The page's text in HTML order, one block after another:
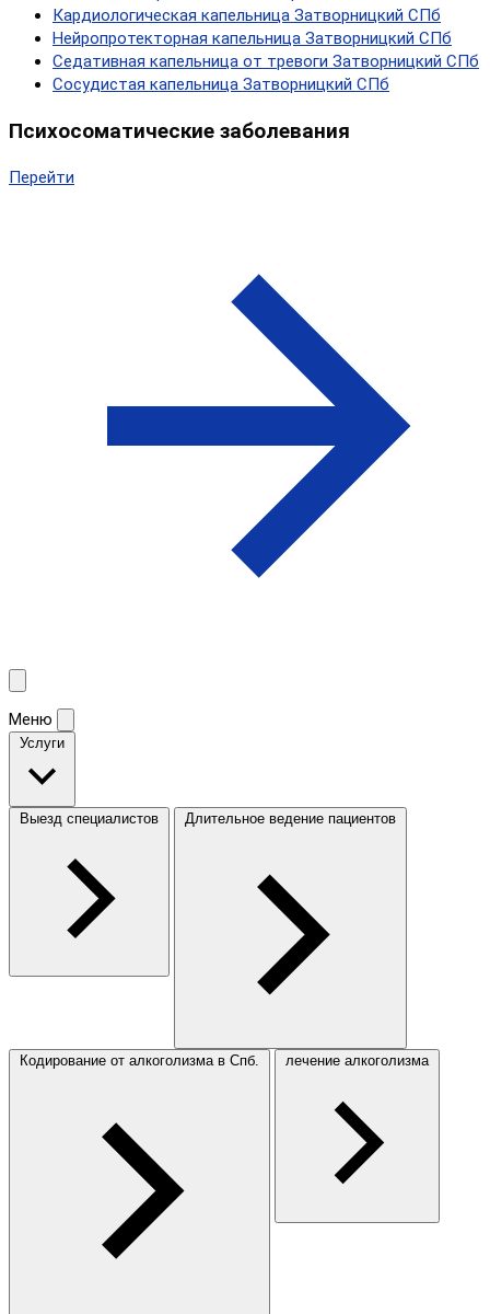
Кардиологическая капельница Затворницкий СПб
Нейропротекторная капельница Затворницкий СПб
Седативная капельница от тревоги Затворницкий СПб
Сосудистая капельница Затворницкий СПб
Психосоматические заболевания
Перейти
Меню
Услуги
Выезд специалистов Длительное ведение пациентов
Кодирование от алкоголизма в Спб. лечение алкоголизма